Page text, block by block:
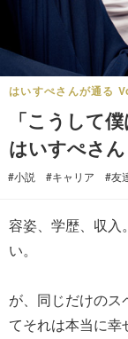
はいすぺさんが通る
「こうして
はいすぺさ
#小説 #キャリア #友
容姿、学歴、収入
い。
が、同じだけのス
てそれは本当に幸